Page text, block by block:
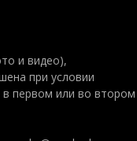
и видео),
при условии
в первом или во втором